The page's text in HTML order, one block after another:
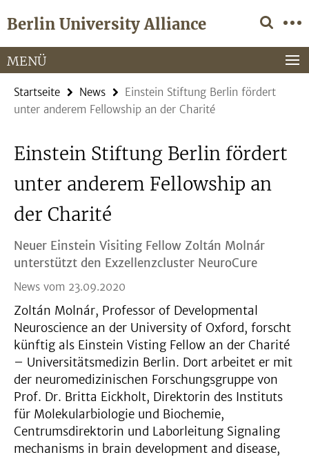
direkt
Inhalt
Berlin University Alliance
Service-
Navigation
MENÜ
Startseite News
Einstein Stiftung Berlin fördert
unter anderem Fellowship an der Charité
Einstein Stiftung Berlin fördert
unter anderem Fellowship an
der Charité
Neuer Einstein Visiting Fellow Zoltán Molnár
unterstützt den Exzellenzcluster NeuroCure
News vom 23.09.2020
Zoltán Molnár, Professor of Developmental
Neuroscience an der University of Oxford, forscht
künftig als Einstein Visting Fellow an der Charité
– Universitätsmedizin Berlin. Dort arbeitet er mit
der neuromedizinischen Forschungsgruppe von
Prof. Dr. Britta Eickholt, Direktorin des Instituts
für Molekularbiologie und Biochemie,
Centrumsdirektorin und Laborleitung Signaling
mechanisms in brain development and disease,